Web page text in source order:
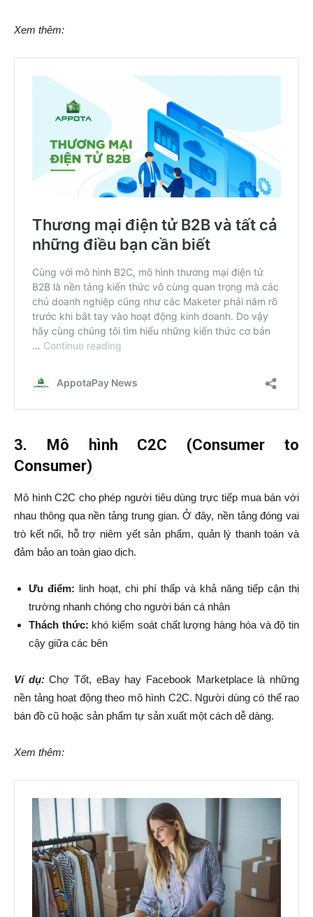
Xem thêm:
3. Mô hình C2C (Consumer to
Consumer)
Mô hình C2C cho phép người tiêu dùng trực tiếp mua bán với
nhau thông qua nền tảng trung gian. Ở đây, nền tảng đóng vai
trò kết nối, hỗ trợ niêm yết sản phẩm, quản lý thanh toán và
đảm bảo an toàn giao dịch.
Ưu điểm: linh hoạt, chi phí thấp và khả năng tiếp cận thị
trường nhanh chóng cho người bán cá nhân
Thách thức: khó kiểm soát chất lượng hàng hóa và độ tin
cậy giữa các bên
Ví dụ:Chợ Tốt, eBay hay Facebook Marketplace là những
nền tảng hoạt động theo mô hình C2C. Người dùng có thể rao
bán đồ cũ hoặc sản phẩm tự sản xuất một cách dễ dàng.
Xem thêm: